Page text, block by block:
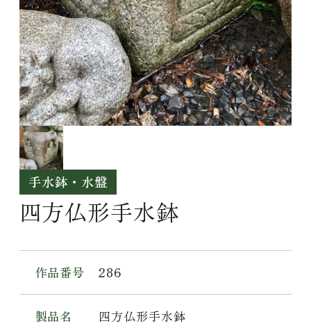
手水鉢・水盤
四方仏形手水鉢
作品番号 286
製品名 四方仏形手水鉢